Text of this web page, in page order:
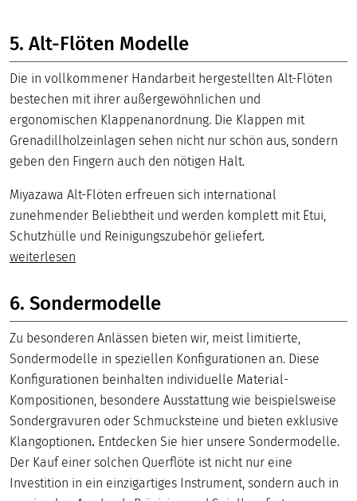
5. Alt-Flöten Modelle
Die in vollkommener Handarbeit hergestellten Alt-Flöten
bestechen mit ihrer außergewöhnlichen und
ergonomischen Klappenanordnung. Die Klappen mit
Grenadillholzeinlagen sehen nicht nur schön aus, sondern
geben den Fingern auch den nötigen Halt.
Miyazawa Alt-Flöten erfreuen sich international
zunehmender Beliebtheit und werden komplett mit Etui,
Schutzhülle und Reinigungszubehör geliefert.
weiterlesen
6. Sondermodelle
Zu besonderen Anlässen bieten wir, meist limitierte,
Sondermodelle in speziellen Konfigurationen an. Diese
Konfigurationen beinhalten individuelle Material-
Kompositionen, besondere Ausstattung wie beispielsweise
Sondergravuren oder Schmucksteine und bieten exklusive
Klangoptionen. Entdecken Sie hier unsere Sondermodelle.
Der Kauf einer solchen Querflöte ist nicht nur eine
Investition in ein einzigartiges Instrument, sondern auch in